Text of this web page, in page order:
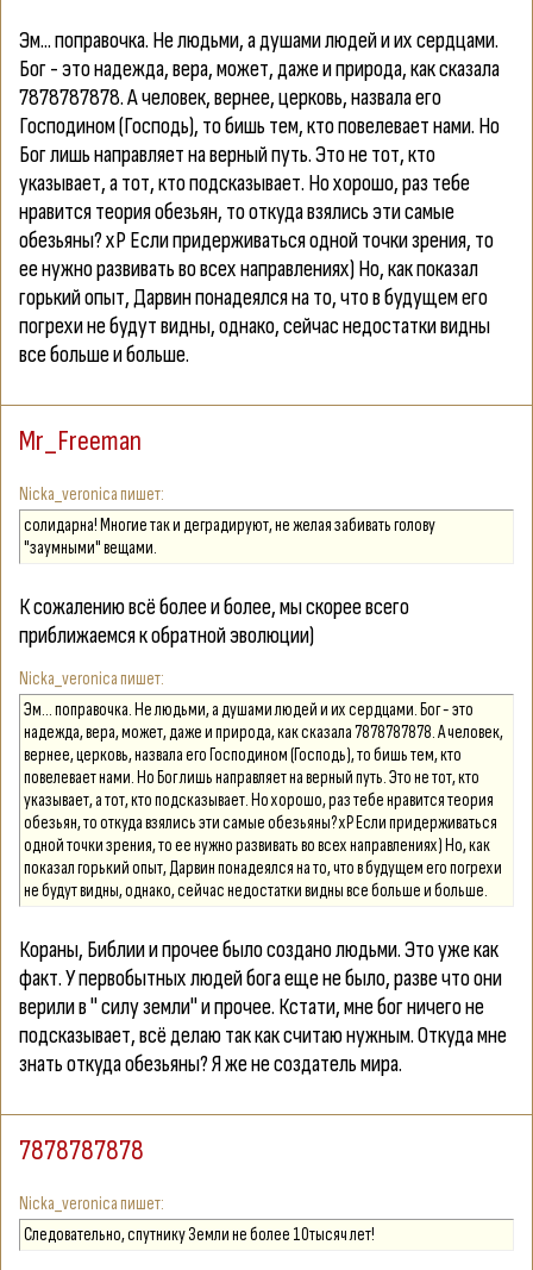
Эм... поправочка. Не людьми, а душами людей и их сердцами.
Бог - это надежда, вера, может, даже и природа, как сказала
7878787878. А человек, вернее, церковь, назвала его
Господином (Господь), то бишь тем, кто повелевает нами. Но
Бог лишь направляет на верный путь. Это не тот, кто
указывает, а тот, кто подсказывает. Но хорошо, раз тебе
нравится теория обезьян, то откуда взялись эти самые
обезьяны? хР Если придерживаться одной точки зрения, то
ее нужно развивать во всех направлениях) Но, как показал
горький опыт, Дарвин понадеялся на то, что в будущем его
погрехи не будут видны, однако, сейчас недостатки видны
все больше и больше.
Mr_Freeman
Nicka_veronica
солидарна! Многие так и деградируют, не желая забивать голову
"заумными" вещами.
К сожалению всё более и более, мы скорее всего
приближаемся к обратной эволюции)
Nicka_veronica
Эм... поправочка. Не людьми, а душами людей и их сердцами. Бог - это
надежда, вера, может, даже и природа, как сказала 7878787878. А человек,
вернее, церковь, назвала его Господином (Господь), то бишь тем, кто
повелевает нами. Но Бог лишь направляет на верный путь. Это не тот, кто
указывает, а тот, кто подсказывает. Но хорошо, раз тебе нравится теория
обезьян, то откуда взялись эти самые обезьяны? хР Если придерживаться
одной точки зрения, то ее нужно развивать во всех направлениях) Но, как
показал горький опыт, Дарвин понадеялся на то, что в будущем его погрехи
не будут видны, однако, сейчас недостатки видны все больше и больше.
Кораны, Библии и прочее было создано людьми. Это уже как
факт. У первобытных людей бога еще не было, разве что они
верили в " силу земли" и прочее. Кстати, мне бог ничего не
подсказывает, всё делаю так как считаю нужным. Откуда мне
знать откуда обезьяны? Я же не создатель мира.
7878787878
Nicka_veronica
Следовательно, спутнику Земли не более 10тысяч лет!